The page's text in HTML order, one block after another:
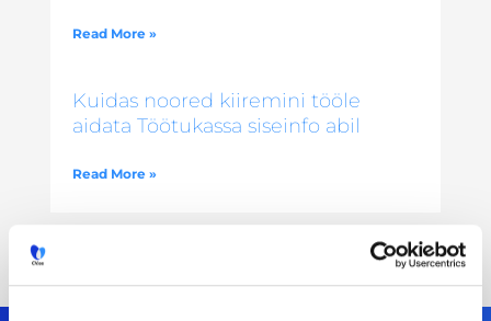
Read More »
Kuidas noored kiiremini tööle
aidata Töötukassa siseinfo abil
Read More »